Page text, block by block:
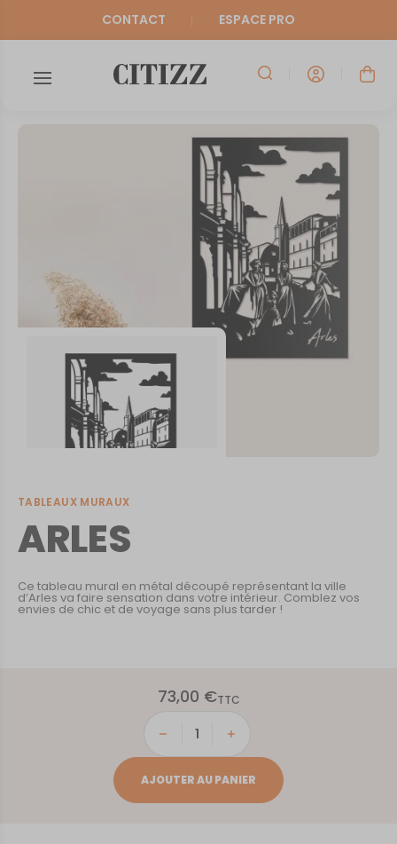
CONTACT ESPACE PRO
TABLEAUX MURAUX
ARLES
Ce tableau mural en métal découpé représentant la ville
d’Arles va faire sensation dans votre intérieur. Comblez vos
envies de chic et de voyage sans plus tarder !
73,00 €TTC
quantité
ARLES
AJOUTER AU PANIER